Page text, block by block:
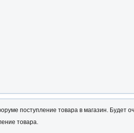
поступление товара в магазин.
товара.